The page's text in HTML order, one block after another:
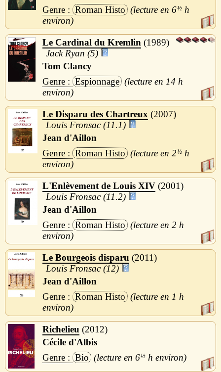
Roman Histo
6½ h
Le Cardinal du Kremlin
1989
Jack Ryan (5)
Tom Clancy
Espionnage
14 h
Le Disparu des Chartreux
2007
Louis Fronsac (11.1)
Jean d'Aillon
Roman Histo
2½ h
L'Enlèvement de Louis XIV 2001
Louis Fronsac (11.2)
Jean d'Aillon
Roman Histo
2 h
Le Bourgeois disparu
2011
Louis Fronsac (12)
Jean d'Aillon
Roman Histo
1 h
Richelieu
2012
Cécile d'Albis
Bio
6½ h